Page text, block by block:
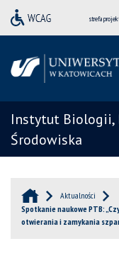
strefa
Instytut Biologii,
Środowiska
Aktualności
Spotkanie naukowe PTB:
otwierania i zamykania